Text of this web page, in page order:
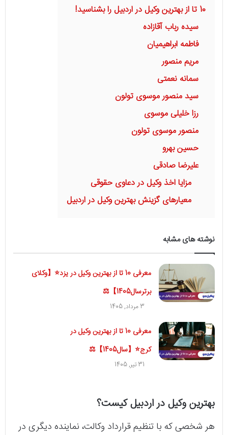
10 تا از بهترین وکیل در اردبیل را بشناسید!
سیده رباب آقازاده
فاطمه ابراهیمیان
مریم منصور
سمانه نعمتی
سید منصور موسوی تولون
رزا خلیلی موسوی
منصور موسوی تولون
حسین بهرو
علیرضا صادقی
مزایا اخذ وکیل در دعاوی حقوقی
معیارهای گزینش بهترین وکیل در اردبیل
نوشته های مشابه
معرفی 10 تا از بهترین وکیل در یزد⭐【وکلای
برترسال1405】⚖️
3 مرداد, 1405
معرفی 10 تا از بهترین وکیل در
کرج⭐【سال1405】⚖️
31 تیر, 1405
بهترین وکیل در اردبیل کیست؟
هر شخصی که با تنظیم قرارداد وکالت، نماینده دیگری در